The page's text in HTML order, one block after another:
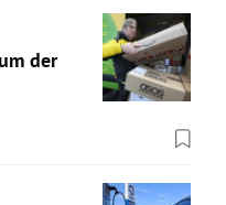
der